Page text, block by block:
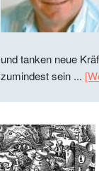
und tanken neue
zumindest sein ...